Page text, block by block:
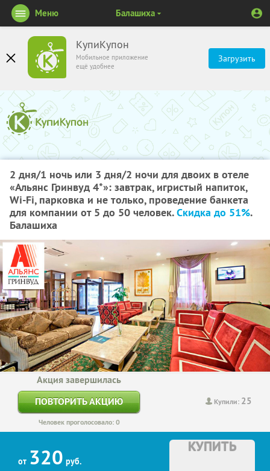
КупиКупон
Мобильное приложение
ещё удобнее
Загрузить
Меню Балашиха
2 дня/1 ночь или 3 дня/2 ночи для двоих в отеле
«Альянс Гринвуд 4*»: завтрак, игристый напиток,
Wi-Fi, парковка и не только, проведение банкета
для компании от 5 до 50 человек.Скидка до 51%.
Балашиха
Купили: 25
Акция завершилась
ПОВТОРИТЬ АКЦИЮ
Человек проголосовало: 0
от 320 руб.
КУПИТЬ